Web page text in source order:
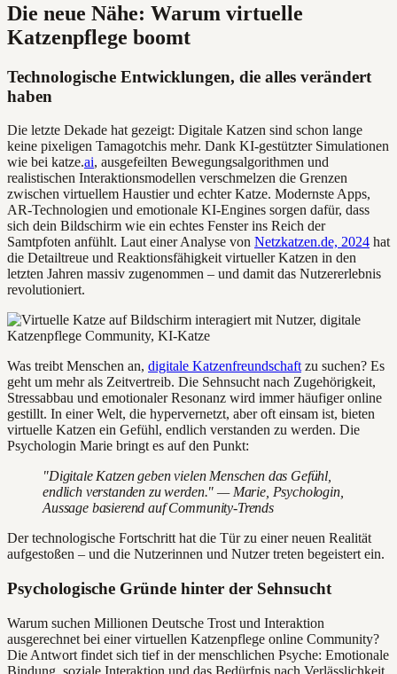
Die neue Nähe: Warum virtuelle
Katzenpflege boomt
Technologische Entwicklungen, die alles verändert
haben
Die letzte Dekade hat gezeigt: Digitale Katzen sind schon lange
keine pixeligen Tamagotchis mehr. Dank KI-gestützter Simulationen
wie bei katze.ai, ausgefeilten Bewegungsalgorithmen und
realistischen Interaktionsmodellen verschmelzen die Grenzen
zwischen virtuellem Haustier und echter Katze. Modernste Apps,
AR-Technologien und emotionale KI-Engines sorgen dafür, dass
sich dein Bildschirm wie ein echtes Fenster ins Reich der
Samtpfoten anfühlt. Laut einer Analyse von Netzkatzen.de, 2024 hat
die Detailtreue und Reaktionsfähigkeit virtueller Katzen in den
letzten Jahren massiv zugenommen – und damit das Nutzererlebnis
revolutioniert.
Was treibt Menschen an, digitale Katzenfreundschaft zu suchen? Es
geht um mehr als Zeitvertreib. Die Sehnsucht nach Zugehörigkeit,
Stressabbau und emotionaler Resonanz wird immer häufiger online
gestillt. In einer Welt, die hypervernetzt, aber oft einsam ist, bieten
virtuelle Katzen ein Gefühl, endlich verstanden zu werden. Die
Psychologin Marie bringt es auf den Punkt:
"Digitale Katzen geben vielen Menschen das Gefühl,
endlich verstanden zu werden." — Marie, Psychologin,
Aussage basierend auf Community-Trends
Der technologische Fortschritt hat die Tür zu einer neuen Realität
aufgestoßen – und die Nutzerinnen und Nutzer treten begeistert ein.
Psychologische Gründe hinter der Sehnsucht
Warum suchen Millionen Deutsche Trost und Interaktion
ausgerechnet bei einer virtuellen Katzenpflege online Community?
Die Antwort findet sich tief in der menschlichen Psyche: Emotionale
Bindung, soziale Interaktion und das Bedürfnis nach Verlässlichkeit